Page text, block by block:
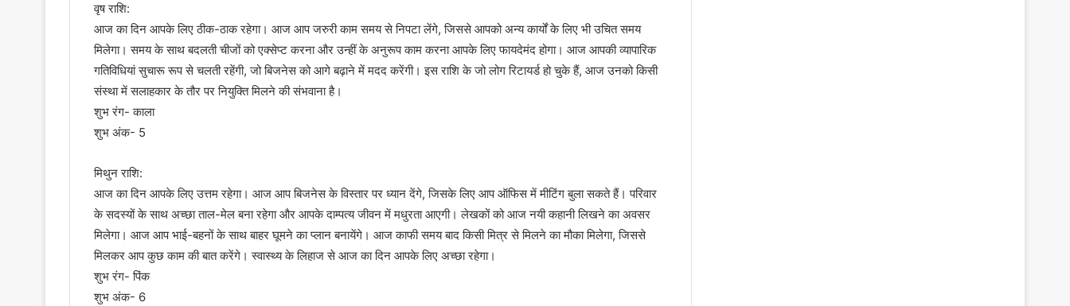
वृष राशि:
आज का दिन आपके लिए ठीक-ठाक रहेगा। आज आप जरुरी काम समय से निपटा लेंगे, जिससे आपको अन्य कार्यों के लिए भी उचित समय
मिलेगा। समय के साथ बदलती चीजों को एक्सेप्ट करना और उन्हीं के अनुरूप काम करना आपके लिए फायदेमंद होगा। आज आपकी व्यापारिक
गतिविधियां सुचारू रूप से चलती रहेंगी, जो बिजनेस को आगे बढ़ाने में मदद करेंगी। इस राशि के जो लोग रिटायर्ड हो चुके हैं, आज उनको किसी
संस्था में सलाहकार के तौर पर नियुक्ति मिलने की संभवाना है।
शुभ रंग- काला
शुभ अंक- 5
मिथुन राशि:
आज का दिन आपके लिए उत्तम रहेगा। आज आप बिजनेस के विस्तार पर ध्यान देंगे, जिसके लिए आप ऑफिस में मीटिंग बुला सकते हैं। परिवार
के सदस्यों के साथ अच्छा ताल-मेल बना रहेगा और आपके दाम्पत्य जीवन में मधुरता आएगी। लेखकों को आज नयी कहानी लिखने का अवसर
मिलेगा। आज आप भाई-बहनों के साथ बाहर घूमने का प्लान बनायेंगे। आज काफी समय बाद किसी मित्र से मिलने का मौका मिलेगा, जिससे
मिलकर आप कुछ काम की बात करेंगे। स्वास्थ्य के लिहाज से आज का दिन आपके लिए अच्छा रहेगा।
शुभ रंग- पिंक
शुभ अंक- 6